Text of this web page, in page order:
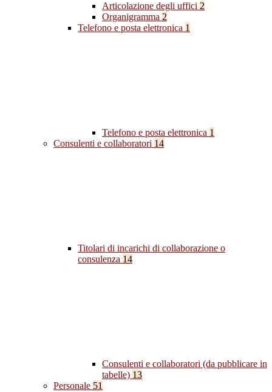
Articolazione degli uffici 2
Organigramma 2
Telefono e posta elettronica 1
Telefono e posta elettronica 1
Consulenti e collaboratori 14
Titolari di incarichi di collaborazione o
consulenza 14
Consulenti e collaboratori (da pubblicare in
tabelle) 13
Personale 51